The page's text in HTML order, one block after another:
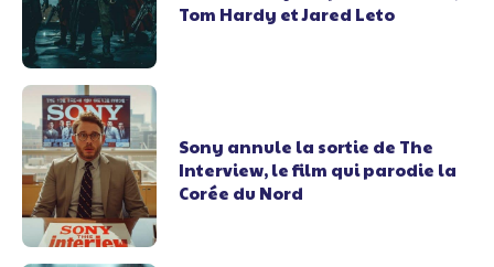
Tom Hardy et Jared Leto
Sony annule la sortie de The
Interview, le film qui parodie la
Corée du Nord